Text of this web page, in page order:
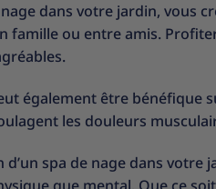
dans votre jardin, vous
famille ou entre amis.
également être bénéfique
les douleurs
d’un spa de nage dans